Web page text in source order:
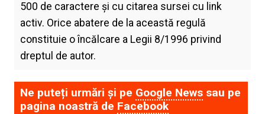
500 de caractere și cu citarea sursei cu link
activ. Orice abatere de la această regulă
constituie o încălcare a Legii 8/1996 privind
dreptul de autor.
Ne puteți urmări și pe Google Newssau pe
pagina noastră de Facebook